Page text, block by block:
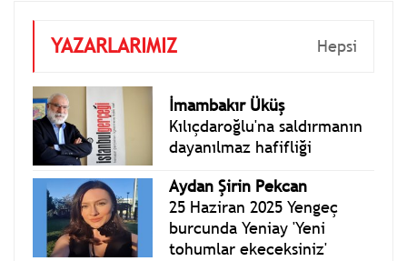
YAZARLARIMIZ Hepsi
İmambakır Üküş
Kılıçdaroğlu'na saldırmanın
dayanılmaz hafifliği
Aydan Şirin Pekcan
25 Haziran 2025 Yengeç
burcunda Yeniay 'Yeni
tohumlar ekeceksiniz'